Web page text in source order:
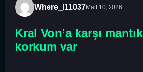
Where_I11037Mart 10, 2026
Kral Von’a karşı
korkum var